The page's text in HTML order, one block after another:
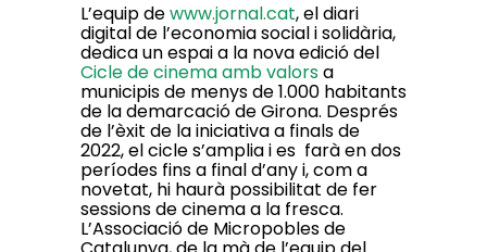
L’equip dewww.jornal.cat, el diari
digital de l’economia social i solidària,
dedica un espai a la nova edició del
Cicle de cinema amb valorsa
municipis de menys de 1.000 habitants
de la demarcació de Girona. Després
de l’èxit de la iniciativa a finals de
2022, el cicle s’amplia i es farà en dos
períodes fins a final d’any i, com a
novetat, hi haurà possibilitat de fer
sessions de cinema a la fresca.
L’Associació de Micropobles de